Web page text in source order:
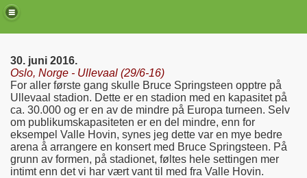
30. juni 2016.
Oslo, Norge - Ullevaal (29/6-16)
For aller første gang skulle Bruce Springsteen opptre på
Ullevaal stadion. Dette er en stadion med en kapasitet på
ca. 30.000 og er en av de mindre på Europa turneen. Selv
om publikumskapasiteten er en del mindre, enn for
eksempel Valle Hovin, synes jeg dette var en mye bedre
arena å arrangere en konsert med Bruce Springsteen. På
grunn av formen, på stadionet, føltes hele settingen mer
intimt enn det vi har vært vant til med fra Valle Hovin.